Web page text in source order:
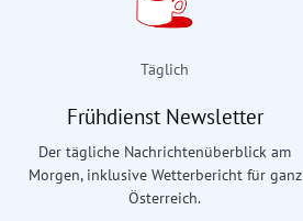
Täglich
Frühdienst Newsletter
Der tägliche Nachrichtenüberblick am
Morgen, inklusive Wetterbericht für ganz
Österreich.